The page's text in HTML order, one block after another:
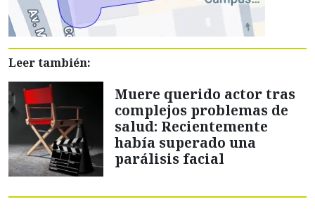
Leer también:
Muere querido actor tras
complejos problemas de
salud: Recientemente
había superado una
parálisis facial